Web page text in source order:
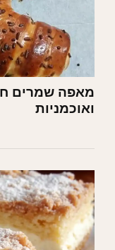
מאפה שמרים
ואוכמניות